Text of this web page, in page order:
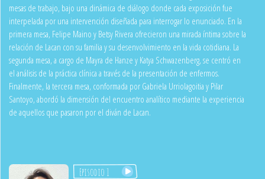
mesas de trabajo, bajo una dinámica de diálogo donde cada exposición fue
interpelada por una intervención diseñada para interrogar lo enunciado. En la
primera mesa, Felipe Maino y Betsy Rivera ofrecieron una mirada íntima sobre la
relación de Lacan con su familia y su desenvolvimiento en la vida cotidiana. La
segunda mesa, a cargo de Mayra de Hanze y Katya Schwazenberg, se centró en
el análisis de la práctica clínica a través de la presentación de enfermos.
Finalmente, la tercera mesa, conformada por Gabriela Urriolagoitia y Pilar
Santoyo, abordó la dimensión del encuentro analítico mediante la experiencia
de aquellos que pasaron por el diván de Lacan.
Episodio 1